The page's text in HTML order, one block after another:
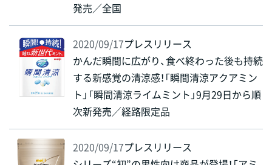
発売／全国
2020/09/17プレスリリース
かんだ瞬間に広がり、食べ終わった後も持続
する新感覚の清涼感！「瞬間清涼アクアミン
ト」「瞬間清涼ライムミント」9月29日から順
次新発売／経路限定品
2020/09/17プレスリリース